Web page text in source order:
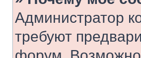
Администратор
требуют